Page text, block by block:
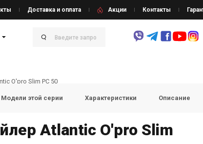
Доставка и оплата Акции Контакты
O'pro Slim PC 50
Модели этой серии Характеристики Описание
Atlantic O'pro Slim